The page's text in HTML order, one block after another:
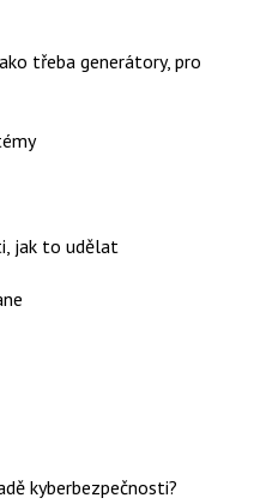
třeba generátory, pro
jak to udělat
kyberbezpečnosti?